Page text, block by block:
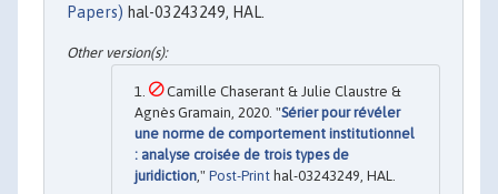
Papers) hal-03243249, HAL.
Camille Chaserant & Julie Claustre &
Agnès Gramain, 2020. "Sérier pour révéler
une norme de comportement institutionnel
: analyse croisée de trois types de
juridiction ," Post-Print hal-03243249, HAL.